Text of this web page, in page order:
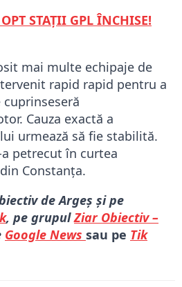
STAȚII GPL ÎNCHISE!
mai multe echipaje de
rapid rapid pentru a
Cauza exactă a
urmează să fie stabilită.
petrecut în curtea
Constanţa.
de Argeș și pe
, pe grupulZiar Obiectiv –
Google News sau pe Tik